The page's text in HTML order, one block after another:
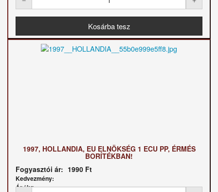
1997, HOLLANDIA, EU ELNÖKSÉG 1 ECU PP, ÉRMÉS
BORÍTÉKBAN!
Fogyasztói ár: 1990 Ft
Kedvezmény:
Ár / kg: